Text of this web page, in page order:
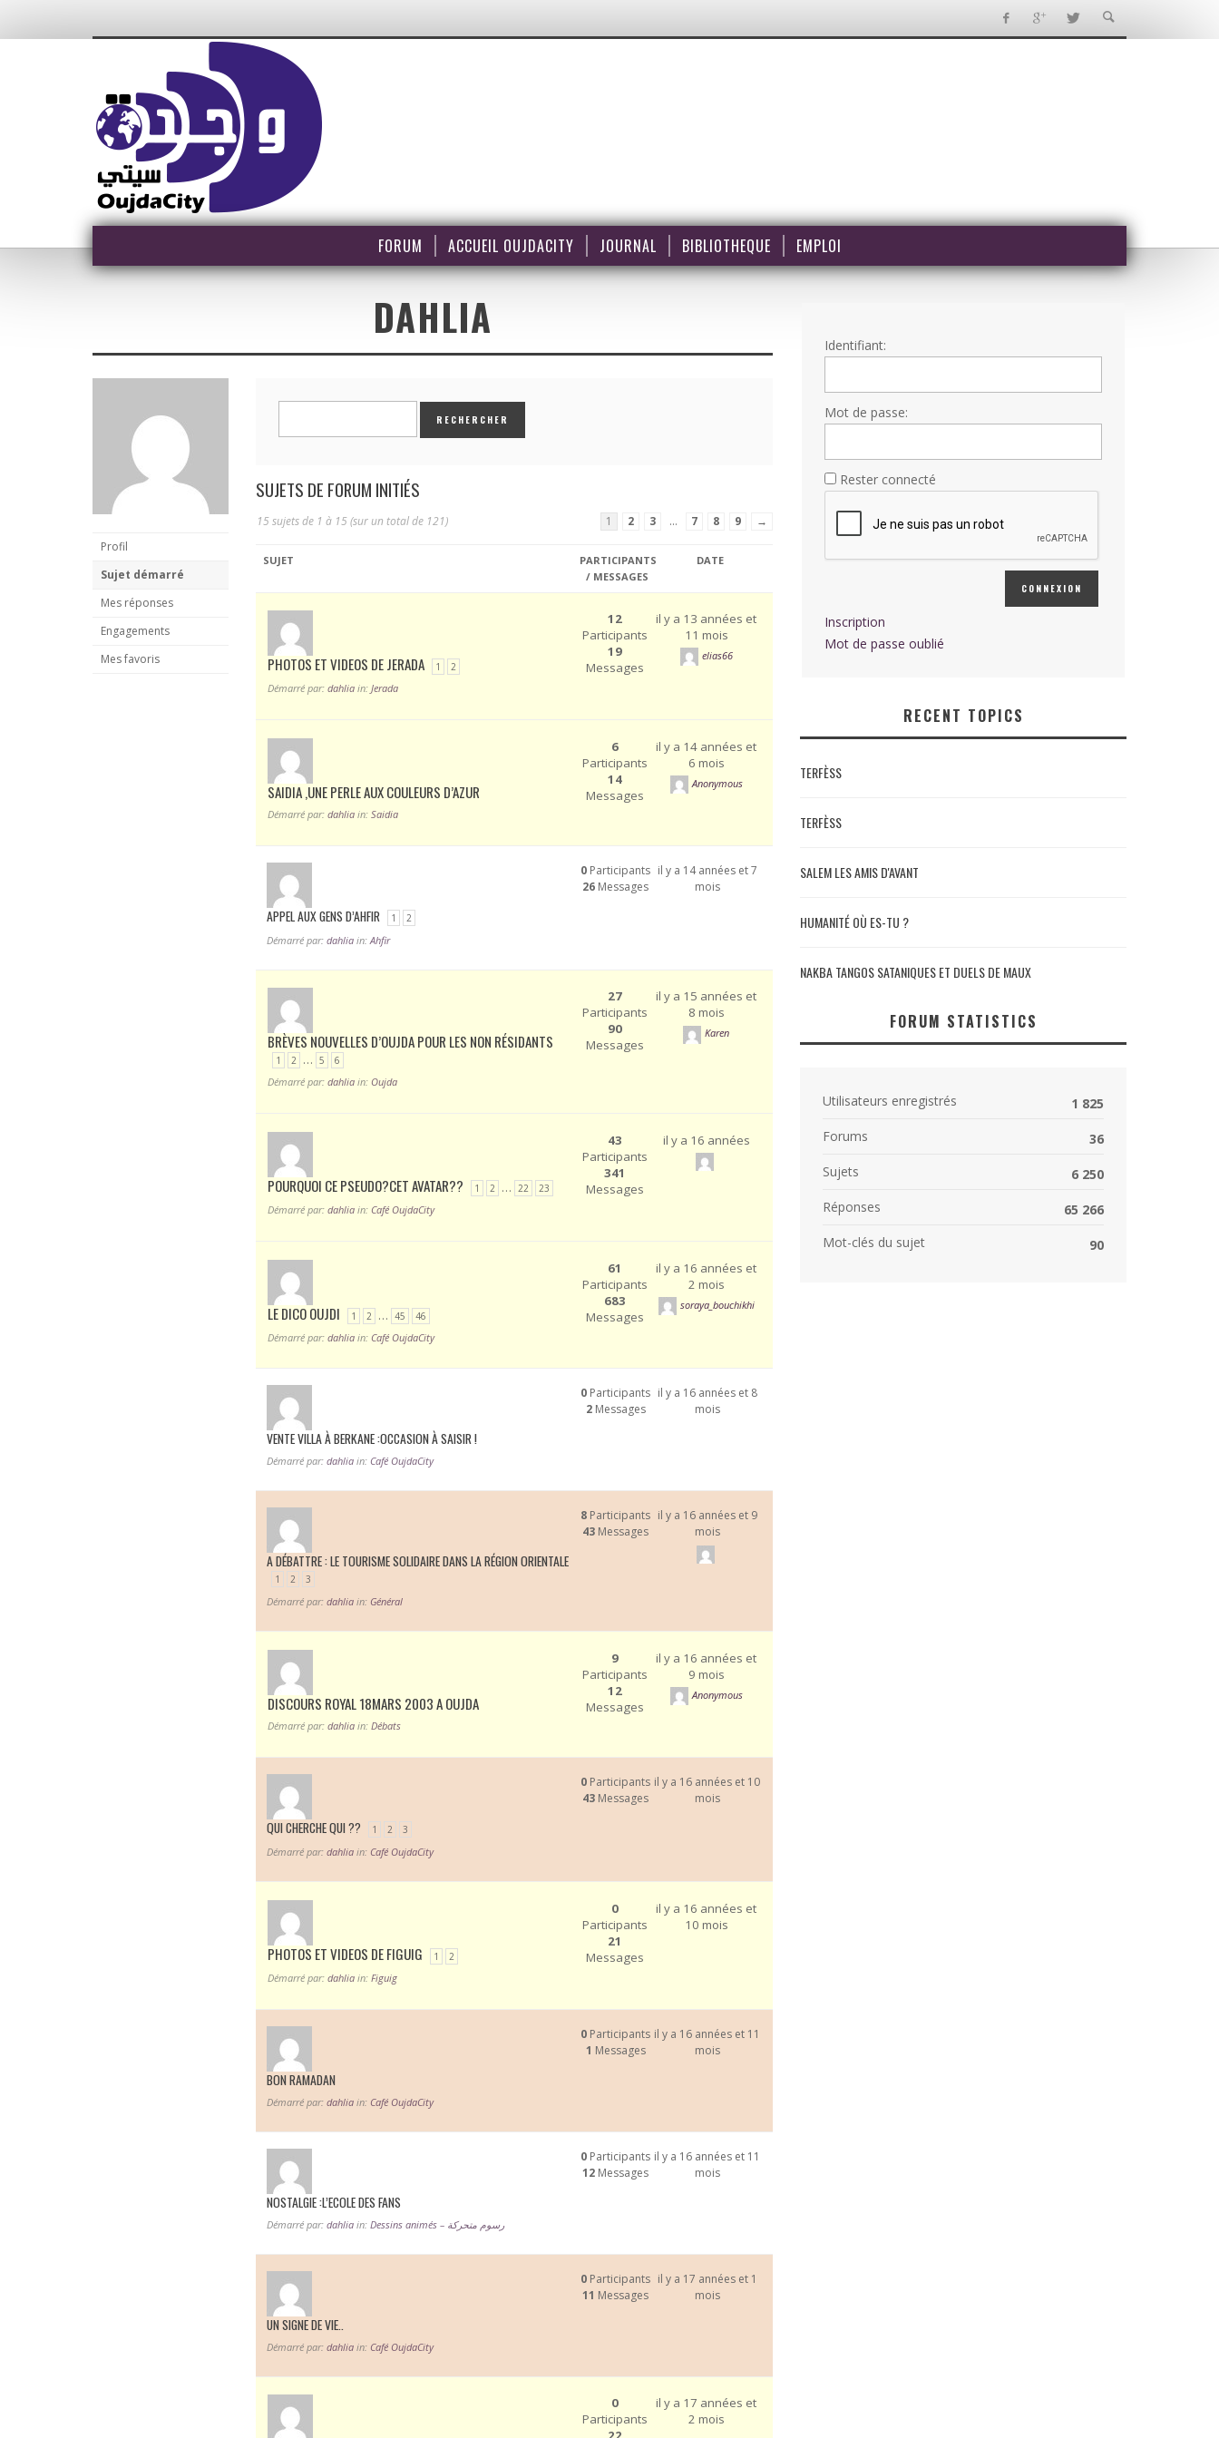
FORUM ACCUEIL OUJDACITY JOURNAL BIBLIOTHEQUE EMPLOI
DAHLIA
Profil
Sujet démarré
Mes réponses
Engagements
Mes favoris
SUJETS DE FORUM INITIÉS
15 sujets de 1 à 15 (sur un total de 121) 1 2 3 … 7 8 9 →
SUJET
PARTICIPANTS
/ MESSAGES
DATE
PHOTOS ET VIDEOS DE JERADA 1 2
Démarré par:dahlia in:Jerada
12
Participants
19
Messages
il y a 13 années et
11 mois
elias66
SAIDIA ,UNE PERLE AUX COULEURS D’AZUR
Démarré par:dahlia in: Saidia
6
Participants
14
Messages
il y a 14 années et
6 mois
Anonymous
APPEL AUX GENS D’AHFIR 1 2
Démarré par: dahlia in: Ahfir
0 Participants
26 Messages
il y a 14 années et 7
mois
BRÈVES NOUVELLES D’OUJDA POUR LES NON RÉSIDANTS
1 2 … 5 6
Démarré par:dahlia in:Oujda
27
Participants
90
Messages
il y a 15 années et
8 mois
Karen
POURQUOI CE PSEUDO?CET AVATAR?? 1 2 … 22 23
Démarré par:dahlia in: Café OujdaCity
43
Participants
341
Messages
il y a 16 années
LE DICO OUJDI 1 2 … 45 46
Démarré par:dahlia in: Café OujdaCity
61
Participants
683
Messages
il y a 16 années et
2 mois
soraya_bouchikhi
VENTE VILLA À BERKANE :OCCASION À SAISIR !
Démarré par: dahlia in: Café OujdaCity
0 Participants
2Messages
il y a 16 années et 8
mois
A DÉBATTRE : LE TOURISME SOLIDAIRE DANS LA RÉGION ORIENTALE
1 2 3
Démarré par: dahlia in: Général
8 Participants
43 Messages
il y a 16 années et 9
mois
DISCOURS ROYAL 18MARS 2003 A OUJDA
Démarré par:dahlia in:Débats
9
Participants
12
Messages
il y a 16 années et
9 mois
Anonymous
QUI CHERCHE QUI ?? 1 2 3
Démarré par: dahlia in: Café OujdaCity
0 Participants
43 Messages
il y a 16 années et 10
mois
PHOTOS ET VIDEOS DE FIGUIG 1 2
Démarré par:dahlia in:Figuig
0
Participants
21
Messages
il y a 16 années et
10 mois
BON RAMADAN
Démarré par: dahlia in: Café OujdaCity
0 Participants
1 Messages
il y a 16 années et 11
mois
NOSTALGIE :L’ECOLE DES FANS
Démarré par: dahlia in: Dessins animés – رسوم متحركة
0 Participants
12 Messages
il y a 16 années et 11
mois
UN SIGNE DE VIE..
Démarré par: dahlia in: Café OujdaCity
0 Participants
11 Messages
il y a 17 années et 1
mois
0
Participants
il y a 17 années et
2 mois
Identifiant:
Mot de passe:
Rester connecté
CONNEXION
Inscription
Mot de passe oublié
RECENT TOPICS
TERFÈSS
TERFÈSS
SALEM LES AMIS D'AVANT
HUMANITÉ OÙ ES-TU ?
NAKBA TANGOS SATANIQUES ET DUELS DE MAUX
FORUM STATISTICS
Utilisateurs enregistrés
1 825
Forums
36
Sujets
6 250
Réponses
65 266
Mot-clés du sujet
90